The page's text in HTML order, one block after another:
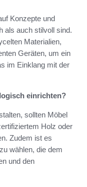
Konzepte und
als auch stilvoll sind.
Materialien,
Geräten, um ein
im Einklang mit der
einrichten?
sollten Möbel
Holz oder
Zudem ist es
wählen, die dem
und den